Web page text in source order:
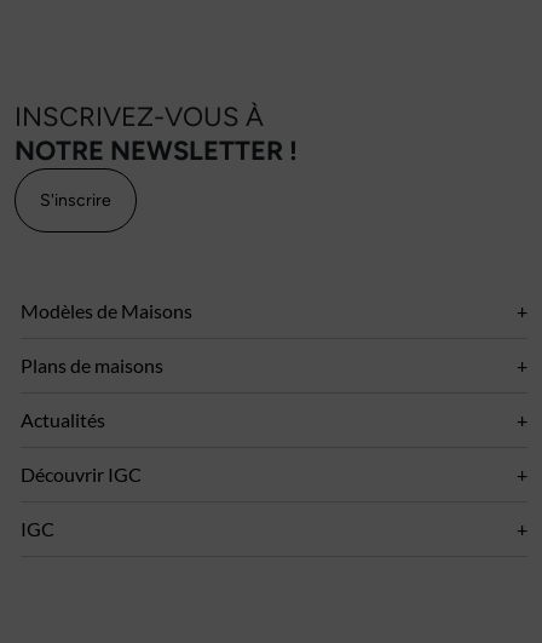
INSCRIVEZ-VOUS À
NOTRE NEWSLETTER !
S'inscrire
Modèles de Maisons
Plans de maisons
Actualités
Découvrir IGC
IGC